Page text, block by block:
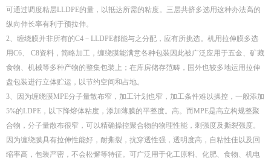
可通过调度粘层LLDPE的量，以抵达所需的粘度。三层共挤多选用这种办法高的
纵向伸长率有利于预拉伸。
2、缠绕膜并非所有的C4－LLDPE都能与之分配，应有所挑选。机用拉伸膜多选
用C6、 C8资料，简略加工，缠绕膜能满意各种包装因此被广泛应用于五金、矿藏
食物、机械等多种产物的整集包装上；在库房储存范畴，国外也较多地运用拉伸
盘包装进行立体贮运，以节约空间和占地。
3、因为缠绕膜MPE分子量散布窄，加工计划也窄，加工条件难以操控，一般添加
5%的LDPE，以下降熔体粘度，添加薄膜的平整度。高。而MPE是高立构规整聚
合物，分子量散布很窄，可以精确操控聚合物的物理性能，刺强度及撕裂强度。
因为缠绕膜具有拉伸性能好，耐撕裂，抗穿透性强，透明度高，自粘性佳以及回
缩率高，包装严密，不会松懈等特征。可广泛用于化工原料、化肥、食物、机电